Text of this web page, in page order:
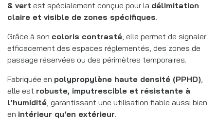
& vert est spécialement conçue pour la délimitation
claire et visible de zones spécifiques.
Grâce à son coloris contrasté, elle permet de signaler
efficacement des espaces réglementés, des zones de
passage réservées ou des périmètres temporaires.
Fabriquée en polypropylène haute densité (PPHD),
elle est robuste, imputrescible et résistante à
l’humidité, garantissant une utilisation fiable aussi bien
en intérieur qu’en extérieur.